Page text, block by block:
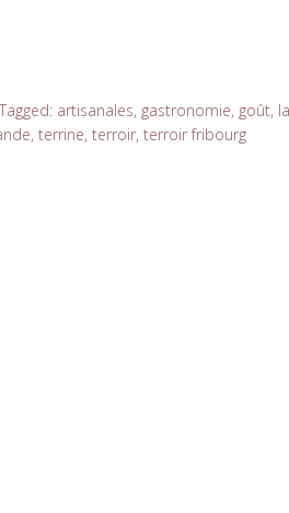
Tagged: artisanales, gastronomie, goût,
, terrine, terroir, terroir fribourg